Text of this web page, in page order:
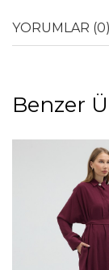
YORUMLAR (0)
Benzer